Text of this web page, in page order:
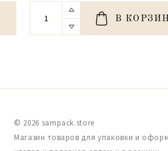
В
© 2026 sampack.store
Магазин товаров для упаковки и